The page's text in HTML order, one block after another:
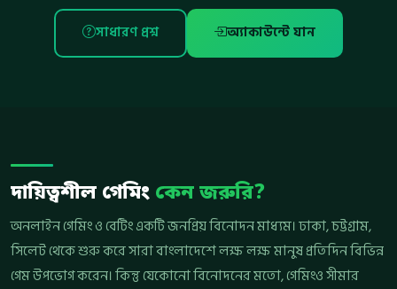
সাধারণ প্রশ্ন অ্যাকাউন্টে যান
দায়িত্বশীল গেমিং কেন জরুরি?
অনলাইন গেমিং ও বেটিং একটি জনপ্রিয় বিনোদন মাধ্যম। ঢাকা, চট্টগ্রাম,
সিলেট থেকে শুরু করে সারা বাংলাদেশে লক্ষ লক্ষ মানুষ প্রতিদিন বিভিন্ন
গেম উপভোগ করেন। কিন্তু যেকোনো বিনোদনের মতো, গেমিংও সীমার